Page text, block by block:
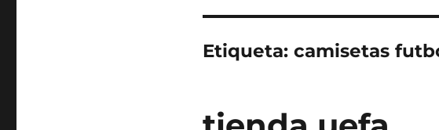
Etiqueta: camisetas